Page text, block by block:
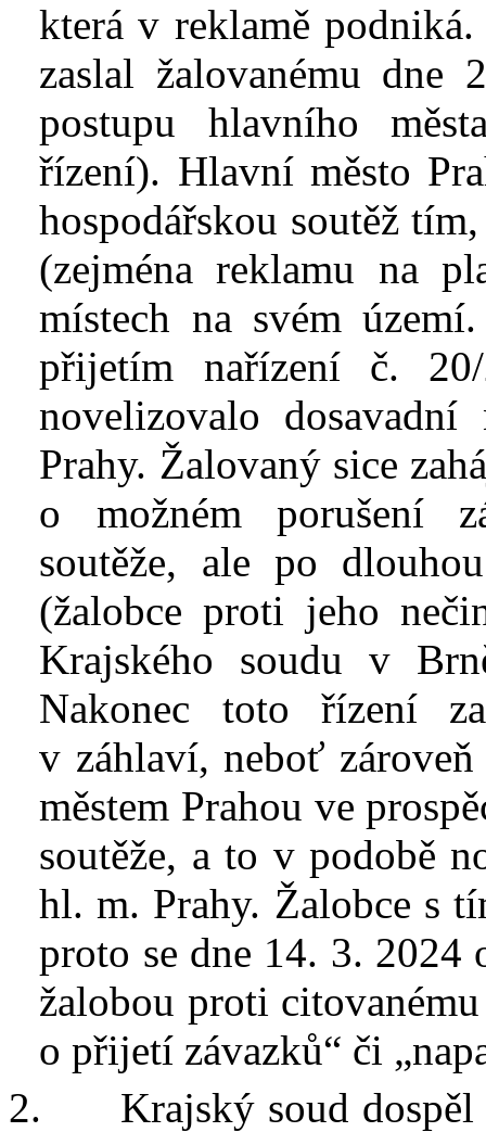
která v reklamě
zaslal žalovanému dne
postupu hlavního
řízení). Hlavní město
hospodářskou soutěž
(zejména reklamu na
místech na svém
přijetím nařízení č.
novelizovalo
Prahy. Žalovaný sice
o možném porušení
soutěže, ale po
(žalobce proti jeho
Krajského soudu v
Nakonec toto řízení
v záhlaví, neboť
městem Prahou ve
soutěže, a to v podobě
hl. m. Prahy. Žalobce s
proto se dne 14. 3.
žalobou proti
o přijetí závazků“ či
2.
Krajský soud